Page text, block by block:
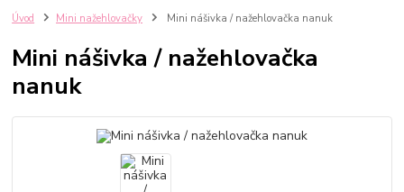
Úvod Mini nažehlovačky Mini nášivka / nažehlovačka nanuk
Mini nášivka / nažehlovačka
nanuk